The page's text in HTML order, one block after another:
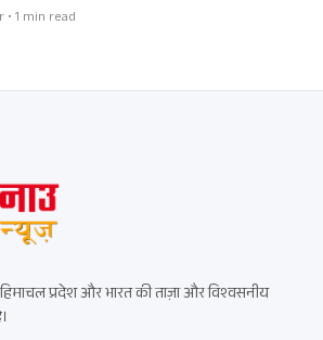
• 1 min read
प्रदेश और भारत की ताज़ा और विश्वसनीय